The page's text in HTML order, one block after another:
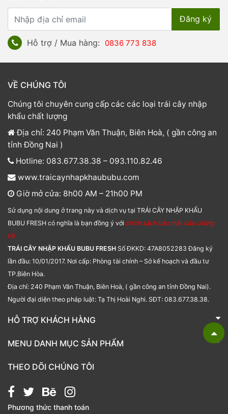
Hỗ trợ / Mua hàng: 0836 773 838
VỀ CHÚNG TÔI
Chúng tôi chuyên cung cấp các các loại trái cây nhập
khẩu chất lượng
Địa chỉ: 240 Phạm Văn Thuận, Biên Hoà, ( gần công an
tỉnh Đồng Nai )
Hotline: 083.677.38.38 – 093.110.82.46
www.traicaynhapkhaububu.com
Giờ mở cửa: 8h00 AM – 21h00 PM
Sử dụng nội dung ở trang này và dịch vụ tại TRÁI CÂY NHẬP KHẨU
BUBU FRESH có nghĩa là bạn đồng ý với chính sách bảo mật của chúng
tôi
TRÁI CÂY NHẬP KHẨU BUBU FRESH Số ĐKKD: 47A8052283 Đăng ký
lần đầu: 10/01/2017. Nơi cấp: Phòng tài chính – Sở kế hoạch và đầu tư
TP.Biên Hòa.
Địa chỉ: 240 Phạm Văn Thuận, Biên Hoà, ( gần công an tỉnh Đồng Nai).
Người đại diện theo pháp luật: Tạ Thị Hoài Nghi. SĐT: 083.677.38.38.
HỖ TRỢ KHÁCH HÀNG
TRÁI CÂY NHẬP KHẨU BUBU FRESH
MENU DANH MỤC SẢN PHẨM
Bánh kẹo
Giỏ quà tặng
Hạt chia
THEO DÕI CHÚNG TÔI
Phương thức thanh toán